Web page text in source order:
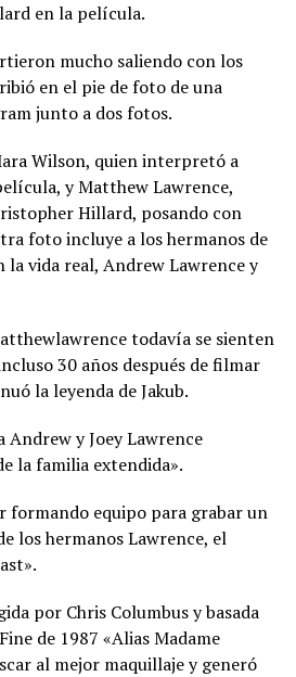
en la película.
mucho saliendo con los
en el pie de foto de una
junto a dos fotos.
Wilson, quien interpretó a
y Matthew Lawrence,
Hillard, posando con
foto incluye a los hermanos de
vida real, Andrew Lawrence y
todavía se sienten
30 años después de filmar
la leyenda de Jakub.
Andrew y Joey Lawrence
la familia extendida».
formando equipo para grabar un
los hermanos Lawrence, el
por Chris Columbus y basada
de 1987 «Alias ​​Madame
al mejor maquillaje y generó